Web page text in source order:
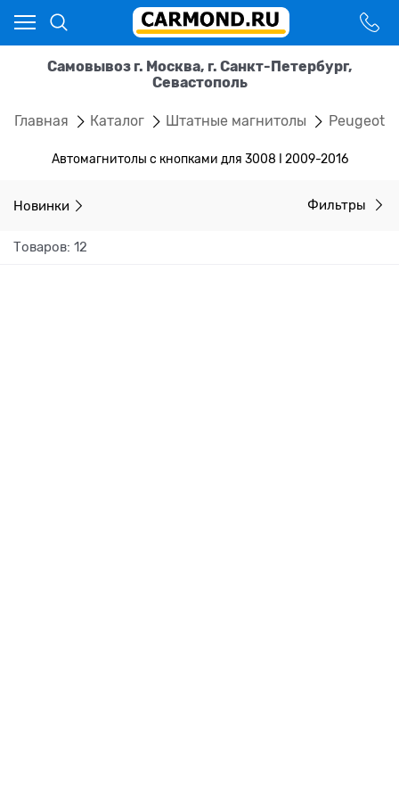
Самовывоз г. Москва, г. Санкт-Петербург,
Севастополь
Главная Каталог Штатные магнитолы Peugeot
Автомагнитолы с кнопками для 3008 I 2009-2016
Новинки Фильтры
Товаров: 12